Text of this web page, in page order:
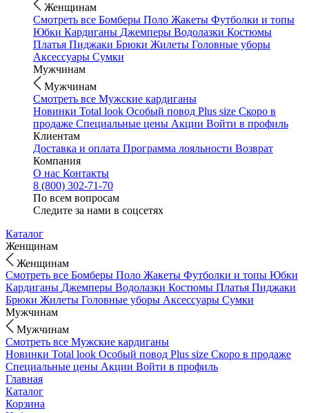
Женщинам
Смотреть все Бомберы Поло Жакеты Футболки и топы
Юбки Кардиганы Джемперы Водолазки Костюмы
Платья Пиджаки Брюки Жилеты Головные уборы
Аксессуары Сумки
Мужчинам
Мужчинам
Смотреть все Мужские кардиганы
Новинки Total look Особый повод Plus size Скоро в
продаже Специальные цены Акции Войти в профиль
Клиентам
Доставка и оплата Программа лояльности Возврат
Компания
О нас Контакты
8 (800) 302-71-70
По всем вопросам
Следите за нами в соцсетях
Каталог
Женщинам
Женщинам
Смотреть все Бомберы Поло Жакеты Футболки и топы Юбки
Кардиганы Джемперы Водолазки Костюмы Платья Пиджаки
Брюки Жилеты Головные уборы Аксессуары Сумки
Мужчинам
Мужчинам
Смотреть все Мужские кардиганы
Новинки Total look Особый повод Plus size Скоро в продаже
Специальные цены Акции Войти в профиль
Главная
Каталог
Корзина